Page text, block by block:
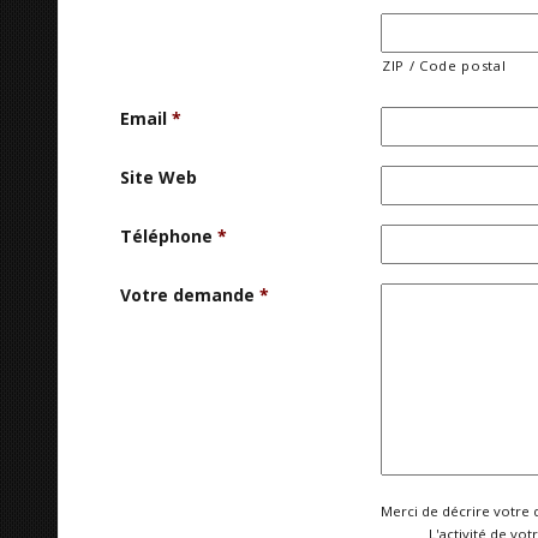
ZIP / Code postal
Email *
Site Web
Téléphone *
Votre demande *
Merci de décrire votre
L'activité de